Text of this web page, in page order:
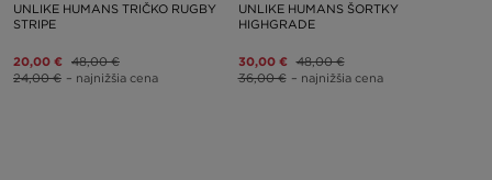
UNLIKE HUMANS TRIČKO RUGBY
STRIPE
20,00 € 48,00 €
24,00 € – najnižšia cena
UNLIKE HUMANS ŠORTKY
HIGHGRADE
30,00 € 48,00 €
36,00 € – najnižšia cena